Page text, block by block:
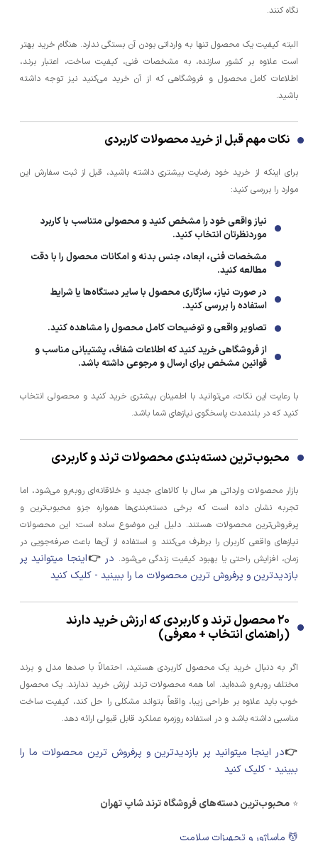
نگاه کنند.
البته کیفیت یک محصول تنها به وارداتی بودن آن بستگی ندارد. هنگام خرید بهتر
است علاوه بر کشور سازنده، به مشخصات فنی، کیفیت ساخت، اعتبار برند،
اطلاعات کامل محصول و فروشگاهی که از آن خرید می‌کنید نیز توجه داشته
باشید.
نکات مهم قبل از خرید محصولات کاربردی
برای اینکه از خرید خود رضایت بیشتری داشته باشید، قبل از ثبت سفارش این
موارد را بررسی کنید:
نیاز واقعی خود را مشخص کنید و محصولی متناسب با کاربرد
موردنظرتان انتخاب کنید.
مشخصات فنی، ابعاد، جنس بدنه و امکانات محصول را با دقت
مطالعه کنید.
در صورت نیاز، سازگاری محصول با سایر دستگاه‌ها یا شرایط
استفاده را بررسی کنید.
تصاویر واقعی و توضیحات کامل محصول را مشاهده کنید.
از فروشگاهی خرید کنید که اطلاعات شفاف، پشتیبانی مناسب و
قوانین مشخص برای ارسال و مرجوعی داشته باشد.
با رعایت این نکات، می‌توانید با اطمینان بیشتری خرید کنید و محصولی انتخاب
کنید که در بلندمدت پاسخگوی نیازهای شما باشد.
محبوب‌ترین دسته‌بندی محصولات ترند و کاربردی
بازار محصولات وارداتی هر سال با کالاهای جدید و خلاقانه‌ای روبه‌رو می‌شود، اما
تجربه نشان داده است که برخی دسته‌بندی‌ها همواره جزو محبوب‌ترین و
پرفروش‌ترین محصولات هستند. دلیل این موضوع ساده است؛ این محصولات
نیازهای واقعی کاربران را برطرف می‌کنند و استفاده از آن‌ها باعث صرفه‌جویی در
زمان، افزایش راحتی یا بهبود کیفیت زندگی می‌شود. در 👉اینجا میتوانید پر
بازدیدترین و پرفروش ترین محصولات ما را ببینید - کلیک کنید
۲۰ محصول ترند و کاربردی که ارزش خرید دارند
(راهنمای انتخاب + معرفی)
اگر به دنبال خرید یک محصول کاربردی هستید، احتمالاً با صدها مدل و برند
مختلف روبه‌رو شده‌اید. اما همه محصولات ترند ارزش خرید ندارند. یک محصول
خوب باید علاوه بر طراحی زیبا، واقعاً بتواند مشکلی را حل کند، کیفیت ساخت
مناسبی داشته باشد و در استفاده روزمره عملکرد قابل قبولی ارائه دهد.
👉در اینجا میتوانید پر بازدیدترین و پرفروش ترین محصولات ما را
ببینید - کلیک کنید
⭐ محبوب‌ترین دسته‌های فروشگاه ترند شاپ تهران
💆 ماساژور و تجهیزات سلامت